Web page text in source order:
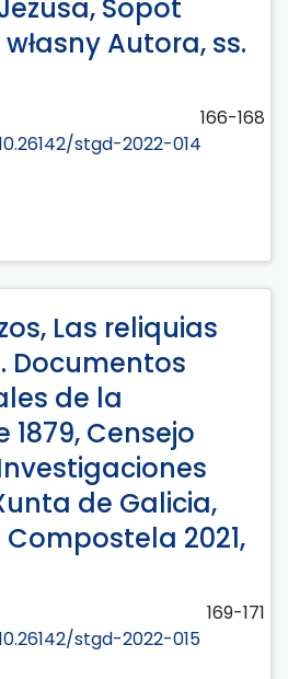
Sopot
własny Autora, ss.
166-168
stgd-2022-014
Las reliquias
Documentos
de la
Censejo
de Galicia,
2021,
169-171
stgd-2022-015